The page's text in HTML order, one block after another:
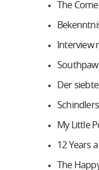
The
Interview
Southpaw
Der
My Little
12 Years
The